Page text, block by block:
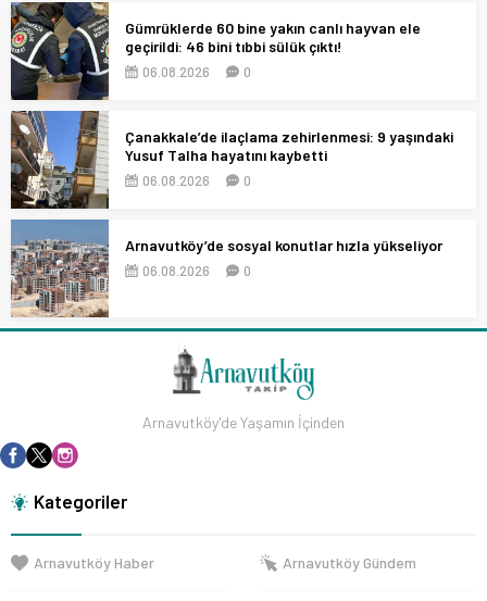
Gümrüklerde 60 bine yakın canlı hayvan ele
geçirildi: 46 bini tıbbi sülük çıktı!
06.08.2026 0
Çanakkale’de ilaçlama zehirlenmesi: 9 yaşındaki
Yusuf Talha hayatını kaybetti
06.08.2026 0
Arnavutköy’de sosyal konutlar hızla yükseliyor
06.08.2026 0
Arnavutköy'de Yaşamın İçinden
Kategoriler
Arnavutköy Haber Arnavutköy Gündem